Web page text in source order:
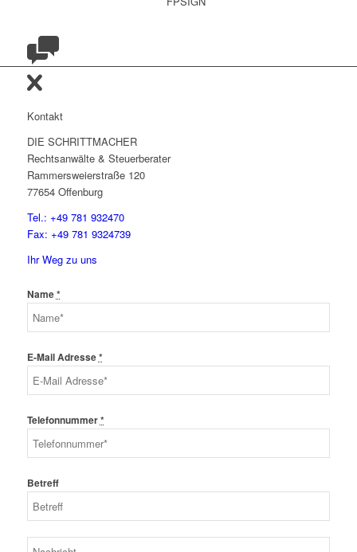
Kontakt
DIE SCHRITTMACHER
Rechtsanwälte & Steuerberater
Rammersweierstraße 120
77654 Offenburg
Tel.: +49 781 932470
Fax: +49 781 9324739
Ihr Weg zu uns
Name*
E-Mail Adresse*
Telefonnummer*
Betreff